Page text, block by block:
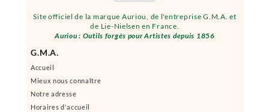
Site officiel de la marque Auriou, de l'entreprise G.M.A. et
de Lie-Nielsen en France.
Auriou : Outils forgés pour Artistes depuis 1856
G.M.A.
Accueil
Mieux nous connaître
Notre adresse
Horaires d'accueil